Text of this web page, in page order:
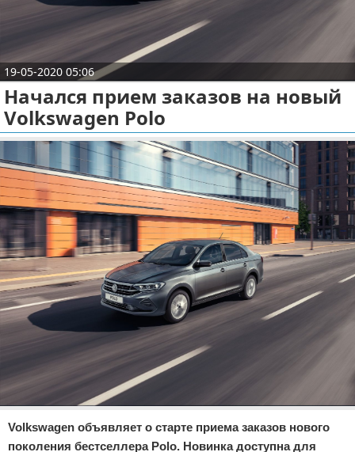
Природа
Философия
Культура
Экономика
Размещение рекламы
Для правообладателей
Условия предоставления информации
Отказ от ответственности
19-05-2020 05:06
Начался прием заказов на новый
Volkswagen Polo
Volkswagen объявляет о старте приема заказов нового
поколения бестселлера Polo. Новинка доступна для